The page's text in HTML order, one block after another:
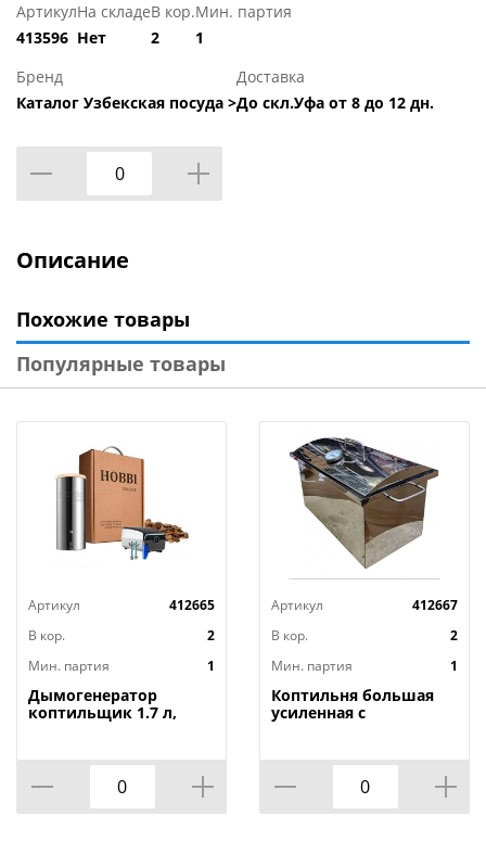
Артикул
413596
На складе
Нет
В кор.
2
Мин. партия
1
Бренд
Каталог Узбекская посуда >
Доставка
До скл.Уфа от 8 до 12 дн.
Описание
Похожие товары
Популярные товары
Артикул
412665
В кор.
2
Мин. партия
1
Дымогенератор
коптильщик 1.7 л,
Артикул
412667
В кор.
2
Мин. партия
1
Коптильня большая
усиленная с